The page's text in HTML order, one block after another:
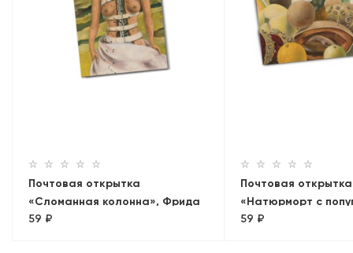
Почтовая открытка
«Сломанная колонна», Фрида
Кало
59 ₽
Почтовая открытка
«Натюрморт с
флагом», Фрида
59 ₽